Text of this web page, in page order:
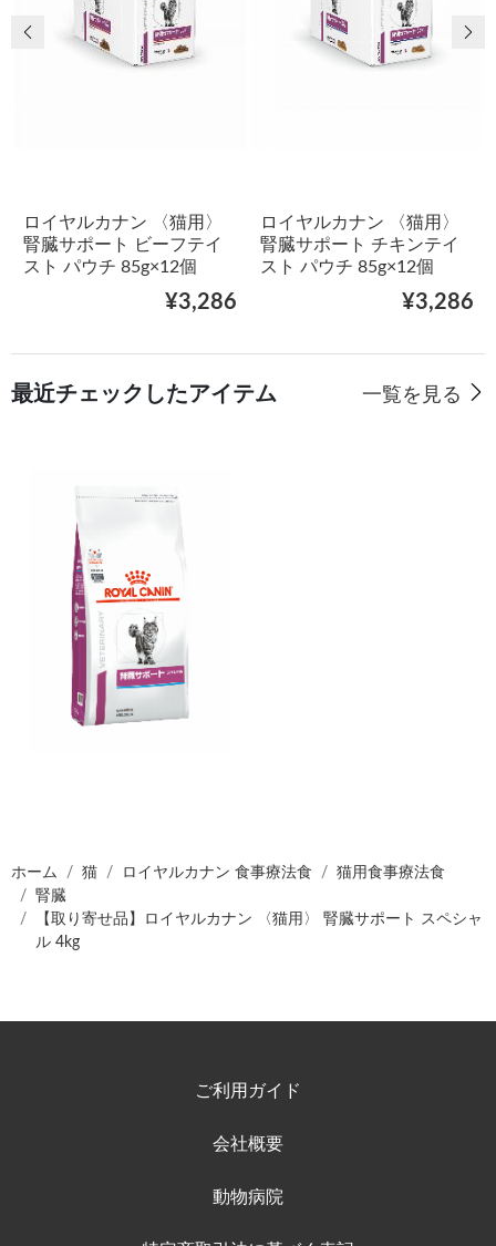
ロイヤルカナン 〈猫用〉
腎臓サポート ビーフテイ
スト パウチ 85g×12個
¥3,286
ロイヤルカナン 〈猫用〉
腎臓サポート チキンテイ
スト パウチ 85g×12個
¥3,286
前の画像 次
最近チェックしたアイテム 一覧を見る
ホーム 猫 ロイヤルカナン 食事療法食
猫用食事療法食
腎臓
【取り寄せ品】ロイヤルカナン 〈猫用〉 腎臓サポート スペシャ
ル 4kg
ご利用ガイド
会社概要
動物病院